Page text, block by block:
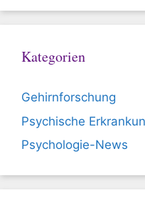
Kategorien
Gehirnforschung
Psychische
Psychologie-News